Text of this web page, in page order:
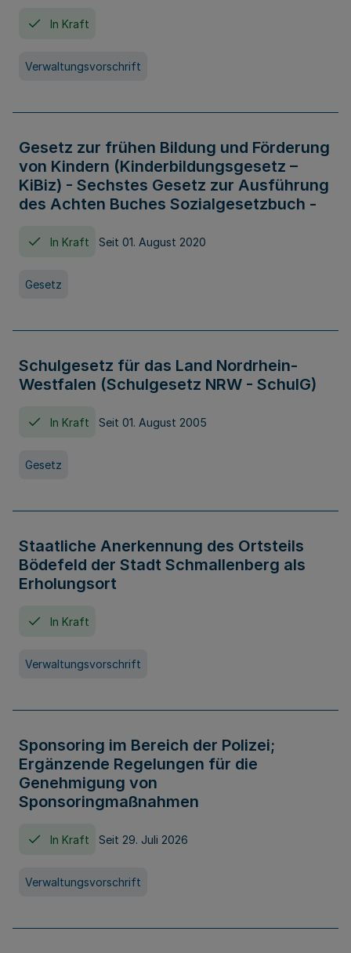
In Kraft
Verwaltungsvorschrift
Gesetz zur frühen Bildung und Förderung
von Kindern (Kinderbildungsgesetz –
KiBiz) - Sechstes Gesetz zur Ausführung
des Achten Buches Sozialgesetzbuch -
In Kraft Seit 01. August 2020
Gesetz
Schulgesetz für das Land Nordrhein-
Westfalen (Schulgesetz NRW - SchulG)
In Kraft Seit 01. August 2005
Gesetz
Staatliche Anerkennung des Ortsteils
Bödefeld der Stadt Schmallenberg als
Erholungsort
In Kraft
Verwaltungsvorschrift
Sponsoring im Bereich der Polizei;
Ergänzende Regelungen für die
Genehmigung von
Sponsoringmaßnahmen
In Kraft Seit 29. Juli 2026
Verwaltungsvorschrift